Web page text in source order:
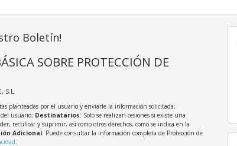
Boletín!
SOBRE PROTECCIÓN DE
S.L.
planteadas por el usuario y enviarle la información solicitada;
usuario; Destinatarios: Solo se realizan cesiones si existe una
rectificar y suprimir, así como otros derechos, como se indica en la
Adicional: Puede consultar la información completa de Protección de
.